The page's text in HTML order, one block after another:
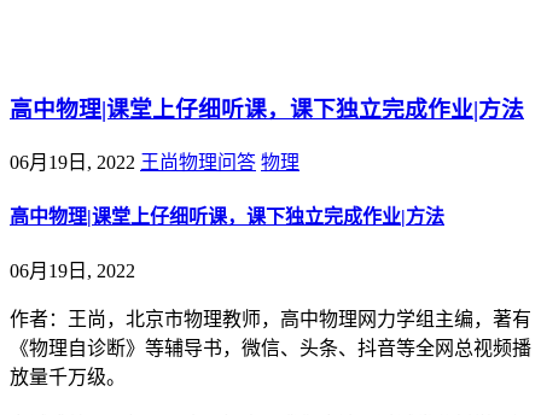
高中物理|课堂上仔细听课，课下独立完成作业|方法
06月19日, 2022 王尚物理问答 物理
高中物理|课堂上仔细听课，课下独立完成作业|方法
06月19日, 2022
作者：王尚，北京市物理教师，高中物理网力学组主编，著有
《物理自诊断》等辅导书，微信、头条、抖音等全网总视频播
放量千万级。